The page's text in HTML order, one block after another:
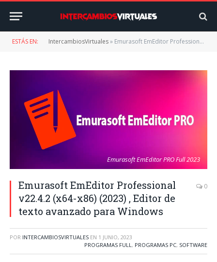
ESTÁS EN: IntercambiosVirtuales» Emurasoft EmEditor Professional v22.4.2 (x64-x86) (2023) , Editor de texto avanzado para Windows
Emurasoft EmEditor PRO Full 2023
Emurasoft EmEditor Professional
v22.4.2 (x64-x86) (2023) , Editor de
texto avanzado para Windows
0
POR INTERCAMBIOSVIRTUALES EN 1 JUNIO, 2023
PROGRAMAS FULL, PROGRAMAS PC, SOFTWARE